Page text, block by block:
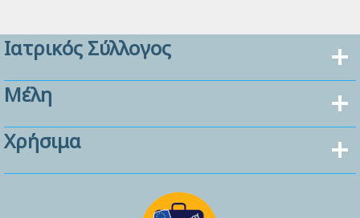
Ιατρικός Σύλλογος
Μέλη
Χρήσιμα